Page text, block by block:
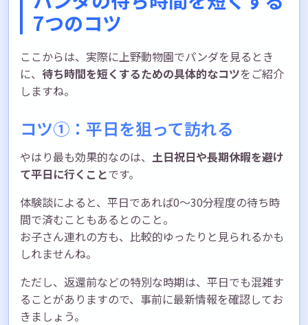
7つのコツ
ここからは、実際に上野動物園でパンダを見るとき
に、 待ち時間を短くするための具体的なコツをご紹介
しますね。
コツ①：平日を狙って訪れる
やはり最も効果的なのは、 土日祝日や長期休暇を避け
て平日に行くことです。
体験談によると、平日であれば0〜30分程度の待ち時
間で済むこともあるとのこと。
お子さん連れの方も、比較的ゆったりと見られるかも
しれませんね。
ただし、返還前などの特別な時期は、平日でも混雑す
ることがありますので、事前に最新情報を確認してお
きましょう。